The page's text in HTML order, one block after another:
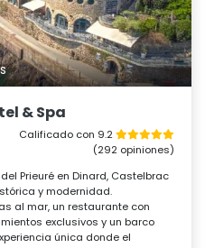
& Spa
Calificado con 9.2
(292 opiniones)
Prieuré en Dinard, Castelbrac
y modernidad.
al mar, un restaurante con
exclusivos y un barco
única donde el